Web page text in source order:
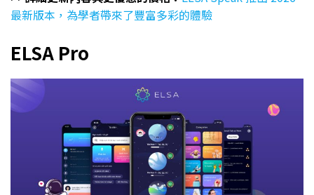
最新版本，為學者帶來了豐富多彩的體驗
ELSA Pro